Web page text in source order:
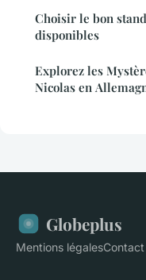
Choisir le bon
disponibles
Explorez les
Nicolas en
Globeplus
Mentions légalesContact